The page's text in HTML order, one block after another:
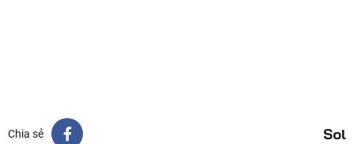
Chia sẻ Sol